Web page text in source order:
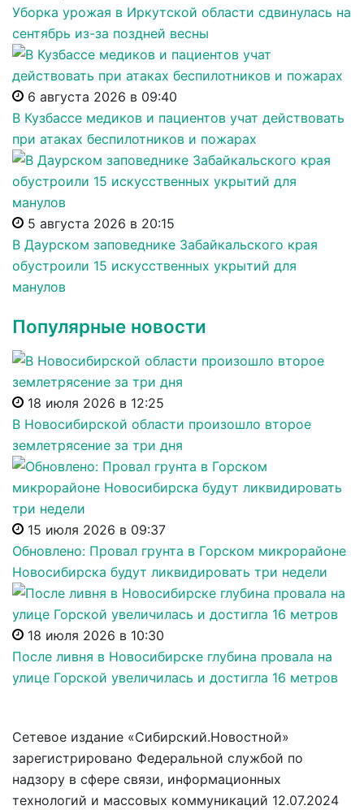
Уборка урожая в Иркутской области сдвинулась на
сентябрь из-за поздней весны
6 августа 2026 в 09:40
В Кузбассе медиков и пациентов учат действовать
при атаках беспилотников и пожарах
5 августа 2026 в 20:15
В Даурском заповеднике Забайкальского края
обустроили 15 искусственных укрытий для
манулов
Популярные новости
18 июля 2026 в 12:25
В Новосибирской области произошло второе
землетрясение за три дня
15 июля 2026 в 09:37
Обновлено: Провал грунта в Горском микрорайоне
Новосибирска будут ликвидировать три недели
18 июля 2026 в 10:30
После ливня в Новосибирске глубина провала на
улице Горской увеличилась и достигла 16 метров
Сетевое издание «Сибирский.Новостной»
зарегистрировано Федеральной службой по
надзору в сфере связи, информационных
технологий и массовых коммуникаций 12.07.2024